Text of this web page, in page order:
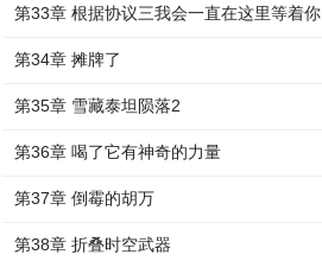
第33章 根据协议三我会一直在这里等着你
第34章 摊牌了
第35章 雪藏泰坦陨落2
第36章 喝了它有神奇的力量
第37章 倒霉的胡万
第38章 折叠时空武器